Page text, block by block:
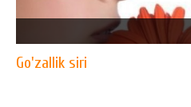
Go'zallik siri